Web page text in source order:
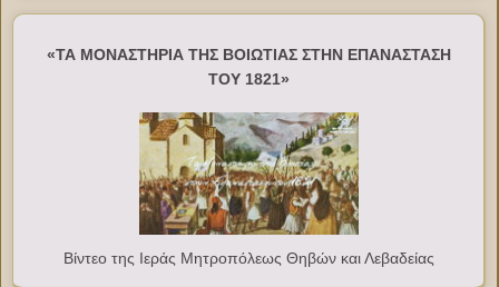
«ΤΑ ΜΟΝΑΣΤΗΡΙΑ ΤΗΣ ΒΟΙΩΤΙΑΣ ΣΤΗΝ ΕΠΑΝΑΣΤΑΣΗ
ΤΟΥ 1821»
Βίντεο της Ιεράς Μητροπόλεως Θηβών και Λεβαδείας